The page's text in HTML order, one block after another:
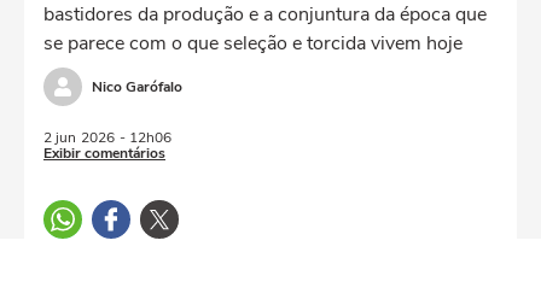
bastidores da produção e a conjuntura da época que
se parece com o que seleção e torcida vivem hoje
Nico Garófalo
2 jun 2026 - 12h06
Exibir comentários